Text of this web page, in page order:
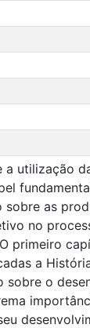
utilização
as
no
primeiro
a
o